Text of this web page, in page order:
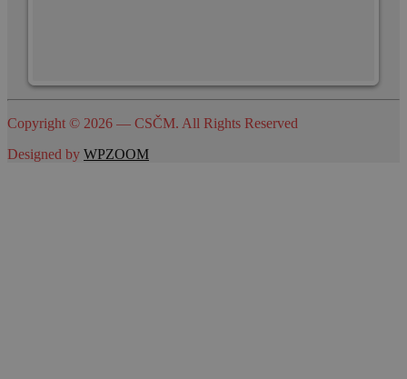
Copyright © 2026 — CSČM. All Rights Reserved
Designed by WPZOOM